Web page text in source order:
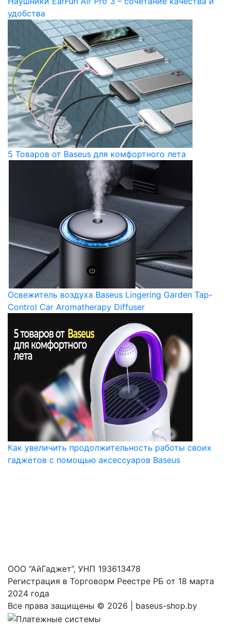
удобства
5 Товаров от Baseus для комфортного лета
Освежитель воздуха Baseus Lingering Garden Tap-
Control Car Aromatherapy Diffuser
Как увеличить продолжительность работы своих
гаджетов с помощью аксессуаров Baseus
ООО “АйГаджет”, УНП 193613478
Регистрация в Торговорм Реестре РБ от 18 марта
2024 года
Все права защищены © 2026 | baseus-shop.by